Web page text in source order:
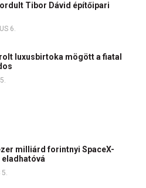
Tibor Dávid építőipari
6.
luxusbirtoka mögött a fiatal
milliárd forintnyi SpaceX-
eladhatóvá
5.